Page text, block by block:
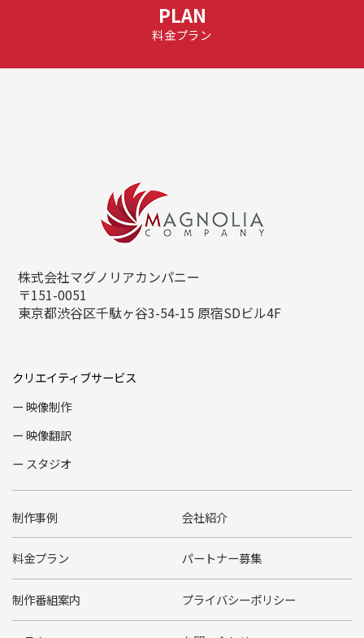
PLAN
料金プラン
株式会社マグノリアカンパニー
〒151-0051
東京都渋谷区千駄ヶ谷3-54-15 原宿SDビル4F
クリエイティブサービス
映像制作
映像翻訳
スタジオ
制作事例
料金プラン
制作番組案内
会社紹介
パートナー募集
プライバシーポリシー